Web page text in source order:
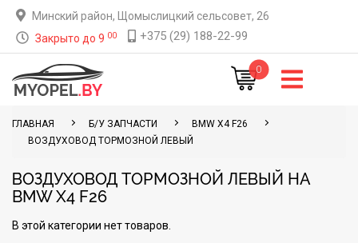
Минский район, Щомыслицкий сельсовет, 26
Закрыто до 9 00 +375 (29) 188-22-99
0
ГЛАВНАЯ Б/У ЗАПЧАСТИ
BMW X4 F26
ВОЗДУХОВОД ТОРМОЗНОЙ ЛЕВЫЙ
ВОЗДУХОВОД ТОРМОЗНОЙ ЛЕВЫЙ НА
BMW X4 F26
В этой категории нет товаров.